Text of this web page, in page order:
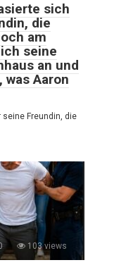
sich
die
am
seine
an und
was Aaron
Freundin, die
103 views